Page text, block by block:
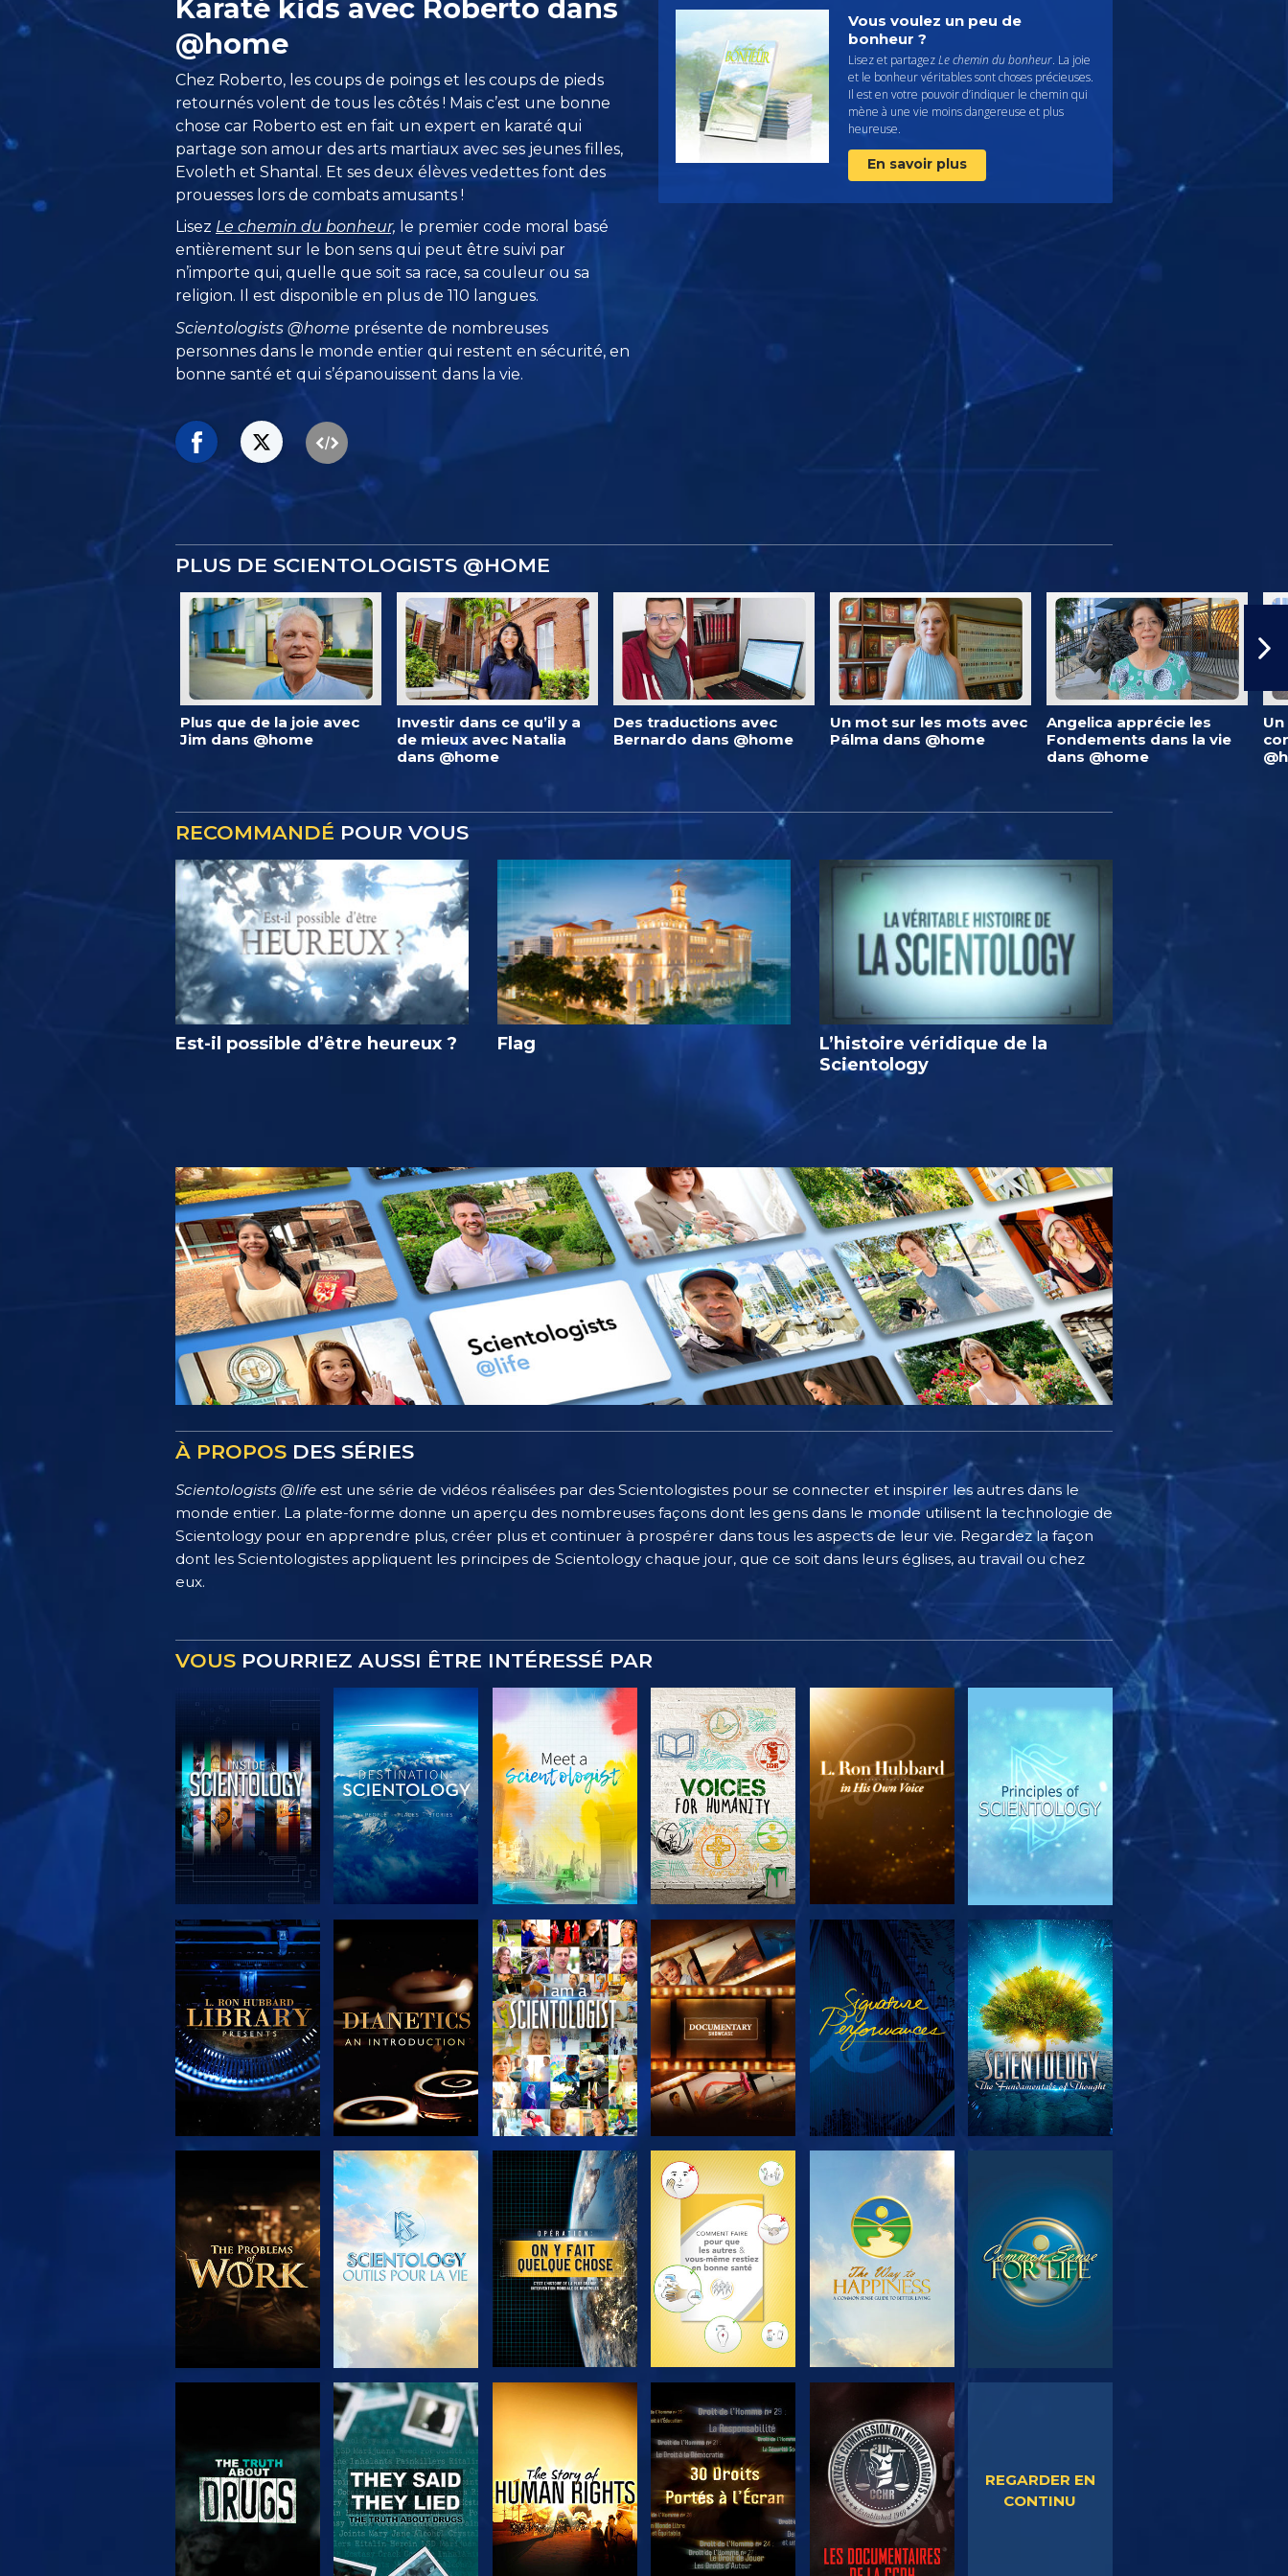
Karaté kids avec Roberto dans
@home
Chez Roberto, les coups de poings et les coups de pieds
retournés volent de tous les côtés ! Mais c’est une bonne
chose car Roberto est en fait un expert en karaté qui
partage son amour des arts martiaux avec ses jeunes filles,
Evoleth et Shantal. Et ses deux élèves vedettes font des
prouesses lors de combats amusants !
Lisez Le chemin du bonheur, le premier code moral basé
entièrement sur le bon sens qui peut être suivi par
n’importe qui, quelle que soit sa race, sa couleur ou sa
religion. Il est disponible en plus de 110 langues.
Scientologists @home présente de nombreuses
personnes dans le monde entier qui restent en sécurité, en
bonne santé et qui s’épanouissent dans la vie.
Vous voulez un peu de
bonheur ?
Lisez et partagezLe chemin du bonheur. La joie
et le bonheur véritables sont choses précieuses.
Il est en votre pouvoir d’indiquer le chemin qui
mène à une vie moins dangereuse et plus
heureuse.
En savoir plus
PLUS DE SCIENTOLOGISTS @HOME
Plus que de la joie avec
Jim dans @home
Investir dans ce qu’il y a
de mieux avec Natalia
dans @home
Des traductions avec
Bernardo dans @home
Un mot sur les mots avec
Pálma dans @home
Angelica apprécie les
Fondements dans la vie
dans @home
RECOMMANDÉ POUR VOUS
Est-il possible d’être heureux ? Flag
L’histoire véridique de la
Scientology
À PROPOS DES SÉRIES
Scientologists @life est une série de vidéos réalisées par des Scientologistes pour se connecter et inspirer les autres dans le
monde entier. La plate-forme donne un aperçu des nombreuses façons dont les gens dans le monde utilisent la technologie de
Scientology pour en apprendre plus, créer plus et continuer à prospérer dans tous les aspects de leur vie. Regardez la façon
dont les Scientologistes appliquent les principes de Scientology chaque jour, que ce soit dans leurs églises, au travail ou chez
eux.
VOUS POURRIEZ AUSSI ÊTRE INTÉRESSÉ PAR
DÉCOUVRIR LES
SÉRIES
DÉCOUVRIR LES
SÉRIES
DÉCOUVRIR LES
SÉRIES
DÉCOUVRIR LES
SÉRIES
DÉCOUVRIR LES
SÉRIES
REGARDER
DÉCOUVRIR LES
SÉRIES
REGARDER
DÉCOUVRIR LES
SÉRIES
DÉCOUVRIR LES
SÉRIES
DÉCOUVRIR LES
SÉRIES
REGARDER REGARDER REGARDER REGARDER
REGARDER EN
CONTINU